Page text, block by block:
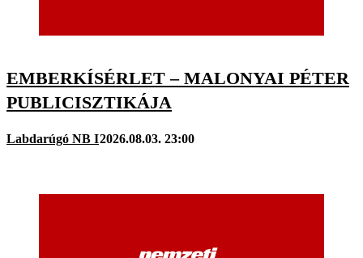
EMBERKÍSÉRLET – MALONYAI PÉTER
PUBLICISZTIKÁJA
Labdarúgó NB I2026.08.03. 23:00